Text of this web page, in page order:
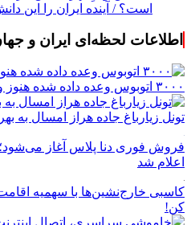
است؟ / آینده ایران را این
اطلاعات لحظه‌ای ایران و
۳۰۰۰ اتوبوس وعده داده شده هنوز وارد طرح اربعین نشده است
تونل زیارباغ جاده هراز امسال به
فروش فوری دنا پلاس آغاز
اعلام شد
کن!